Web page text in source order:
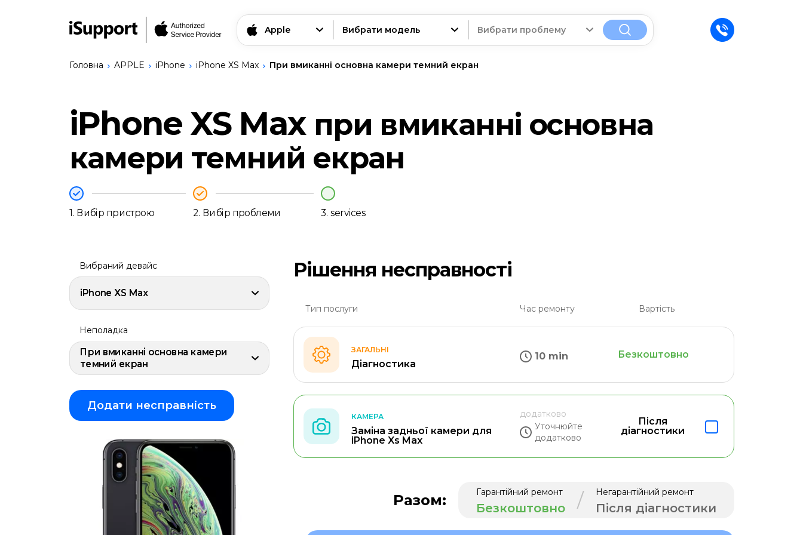
Apple Вибрати модель Вибрати проблему
Ремонт Apple
iPhone
17
Pro
iPhone
Pro
iPhone
iPhone
Max
iPhone
16
Plus
iPhone
iPhone
16
16e
iPhone
Pro
Max
iPhone
Plus
iPhone
Ремонт Bang & Olufsen
Сервіси
Записатись на ремонт
Українська
Головна APPLE iPhone iPhone XS Max При вмиканні основна камери темний екран
iPhone XS Max при вмиканні основна
камери темний екран
1. Вибір пристрою 2. Вибір проблеми 3. services
Вибраний девайс
iPhone XS Max
Неполадка
При вмиканні основна камери
темний екран
Додати несправність
Рішення несправності
Тип послуги Час ремонту Вартість
ЗАГАЛЬНІ
Діагностика
10 min Безкоштовно
КАМЕРА
Заміна задньої камери для
iPhone Xs Max
додатково
Уточнюйте
додатково
Після
діагностики
Разом: Гарантійний ремонт
Безкоштовно / Негарантійний ремонт
Після діагностики